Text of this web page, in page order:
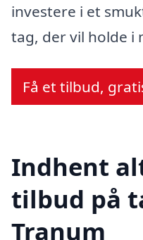
investere i et
tag, der vil holde i
Få et tilbud,
Indhent
tilbud på
Tranum